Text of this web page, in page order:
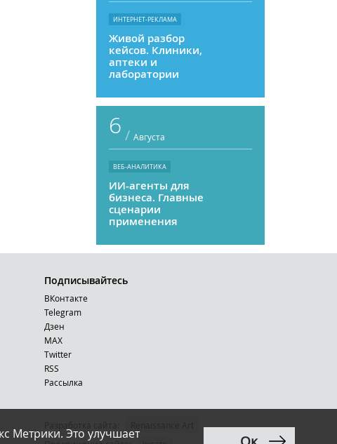
ИНТЕРНЕТ-РЕКЛАМА
Живой разбор
кейсов. Клиники,
аптеки и
лаборатории
6 / Августа
ВЕБ-АНАЛИТИКА
ИИ-агенты для
бизнеса. Главные
сценарии
применения
Метрики. Это улучшает
Подписывайтесь
ВКонтакте
Telegram
Дзен
MAX
Тwitter
RSS
Рассылка